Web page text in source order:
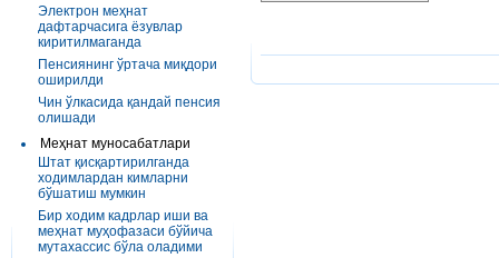
Электрон меҳнат
дафтарчасига ёзувлар
киритилмаганда
Пенсиянинг ўртача миқдори
оширилди
Чин ўлкасида қандай пенсия
олишади
Меҳнат муносабатлари
Штат қисқартирилганда
ходимлардан кимларни
бўшатиш мумкин
Бир ходим кадрлар иши ва
меҳнат муҳофазаси бўйича
мутахассис бўла оладими